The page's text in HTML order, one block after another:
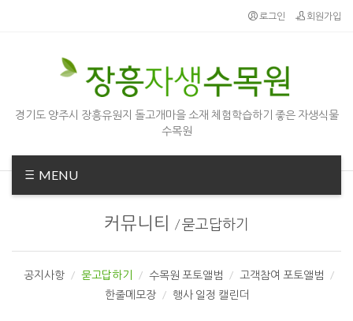
로그인 회원가입
경기도 양주시 장흥유원지 돌고개마을 소재 체험학습하기 좋은 자생식물
수목원
MENU
커뮤니티 /묻고답하기
공지사항 묻고답하기 수목원 포토앨범
고객참여 포토앨범
한줄메모장
행사 일정 캘린더